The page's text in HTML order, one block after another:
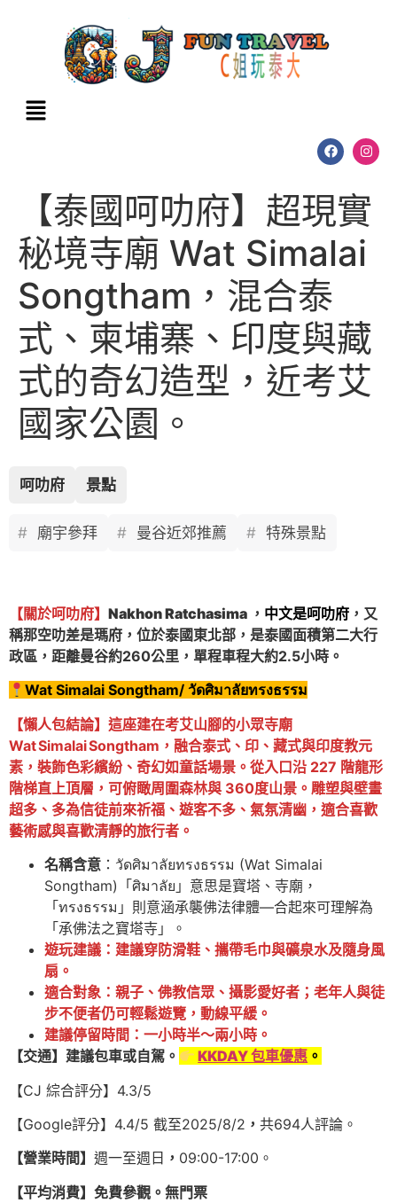
【泰國呵叻府】超現實
秘境寺廟 Wat Simalai
Songtham，混合泰
式、柬埔寨、印度與藏
式的奇幻造型，近考艾
國家公園。
呵叻府 景點
廟宇參拜 曼谷近郊推薦 特殊景點
【關於呵叻府】 Nakhon Ratchasima ， 中文是呵叻府 ，又
稱那空叻差是瑪府，位於泰國東北部，是泰國面積第二大行
政區，距離曼谷約260公里，單程車程大約2.5小時。
Wat Simalai Songtham/ วัดศิมาลัยทรงธรรม
【懶人包結論】這座建在考艾山腳的小眾寺廟
Wat Simalai Songtham，融合泰式、印、藏式與印度教元
素，裝飾色彩繽紛、奇幻如童話場景。從入口沿 227 階龍形
階梯直上頂層，可俯瞰周圍森林與 360度山景。雕塑與壁畫
超多、多為信徒前來祈福、遊客不多、氣氛清幽，適合喜歡
藝術感與喜歡清靜的旅行者。
名稱含意 ：วัดศิมาลัยทรงธรรม (Wat Simalai
Songtham)「ศิมาลัย」意思是寶塔、寺廟，
「ทรงธรรม」則意涵承襲佛法律體—合起來可理解為
「承佛法之寶塔寺」。
遊玩建議：建議穿防滑鞋、攜帶毛巾與礦泉水及隨身風
扇。
適合對象：親子、佛教信眾、攝影愛好者；老年人與徒
步不便者仍可輕鬆遊覽，動線平緩。
建議停留時間： 一小時半～兩小時。
【交通】建議包車或自駕。
KKDAY 包車優惠 。
【CJ 綜合評分】4.3/5
【Google評分】4.4/5 截至2025/8/2 ， 共694人評論。
【營業時間】 週一至週日 ， 09:00-17:00。
【平均消費】免費參觀。無門票